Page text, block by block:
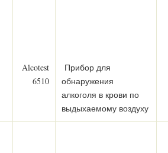
Alcotest
6510
Прибор для
обнаружения
алкоголя в крови по
выдыхаемому воздуху